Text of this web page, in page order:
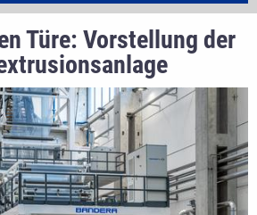
Türe: Vorstellung der